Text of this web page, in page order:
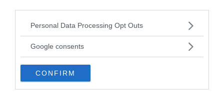
Please note that this website/app uses one or more Google
not limited to your visit or usage behaviour. You may click to
use your data for below specified purposes in below Google
consent section.
Personal Data Processing Opt Outs
Google consents
CONFIRM
skadeverkningar på längre sikt.
Etiska frågorhar uppstått kring en teknik som
förändrar geners uttryck. Kommer det förändrade
genuttrycket ärvas av nästkommande generationer?
Dr Michael Yeadon säger: